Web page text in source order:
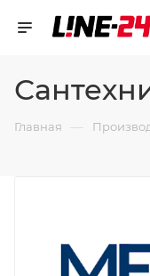
Главная —